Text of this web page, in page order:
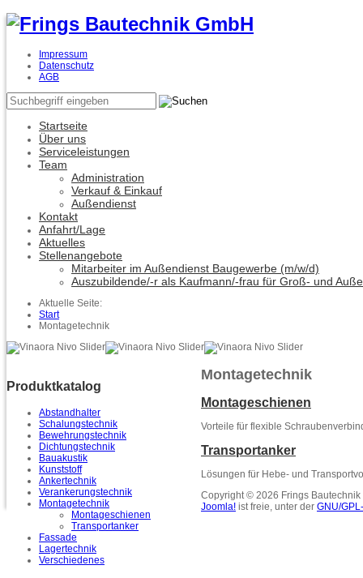
Impressum
Datenschutz
AGB
Startseite
Über uns
Serviceleistungen
Team
Administration
Verkauf & Einkauf
Außendienst
Kontakt
Anfahrt/Lage
Aktuelles
Stellenangebote
Mitarbeiter im Außendienst Baugewerbe (m/w/d)
Auszubildende/-r als Kaufmann/-frau für Groß- und
Aktuelle Seite:
Start
Montagetechnik
Produktkatalog
Abstandhalter
Schalungstechnik
Bewehrungstechnik
Dichtungstechnik
Bauakustik
Kunststoff
Ankertechnik
Verankerungstechnik
Montagetechnik
Montageschienen
Transportanker
Fassade
Lagertechnik
Verschiedenes
Montagetechnik
Montageschienen
Vorteile für flexible
Transportanker
Lösungen für Hebe- und
Copyright © 2026 Frings
Joomla! ist freie, unter der GNU/